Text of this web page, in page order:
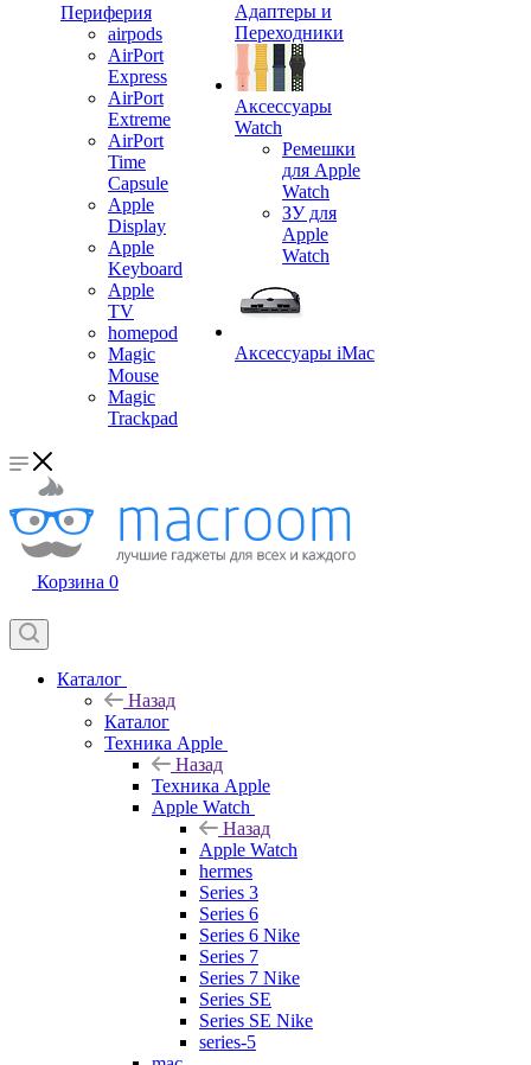
Периферия
airpods
AirPort
Express
AirPort
Extreme
AirPort
Time
Capsule
Apple
Display
Apple
Keyboard
Apple
TV
homepod
Magic
Mouse
Magic
Trackpad
Адаптеры и
Переходники
Аксессуары
Watch
Ремешки
для Apple
Watch
ЗУ для
Apple
Watch
Аксессуары iMac
Корзина 0
Каталог
Назад
Каталог
Техника Apple
Назад
Техника Apple
Apple Watch
Назад
Apple Watch
hermes
Series 3
Series 6
Series 6 Nike
Series 7
Series 7 Nike
Series SE
Series SE Nike
series-5